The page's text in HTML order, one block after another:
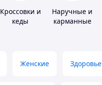
Кроссовки и
кеды
Наручные и
карманные
Женские Здоровье